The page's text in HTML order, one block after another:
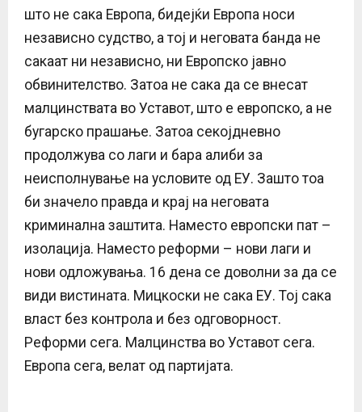
што не сака Европа, бидејќи Европа носи
независно судство, а тој и неговата банда не
сакаат ни независно, ни Европско јавно
обвинителство. Затоа не сака да се внесат
малцинствата во Уставот, што е европско, а не
бугарско прашање. Затоа секојдневно
продолжува со лаги и бара алиби за
неисполнување на условите од ЕУ. Зашто тоа
би значело правда и крај на неговата
криминална заштита. Наместо европски пат –
изолација. Наместо реформи – нови лаги и
нови одложувања. 16 дена се доволни за да се
види вистината. Мицкоски не сака ЕУ. Тој сака
власт без контрола и без одговорност.
Реформи сега. Малцинства во Уставот сега.
Европа сега, велат од партијата.